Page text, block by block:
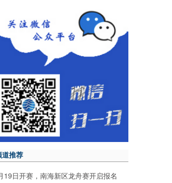
道推荐
19日开赛，南海新区龙舟赛开启报名